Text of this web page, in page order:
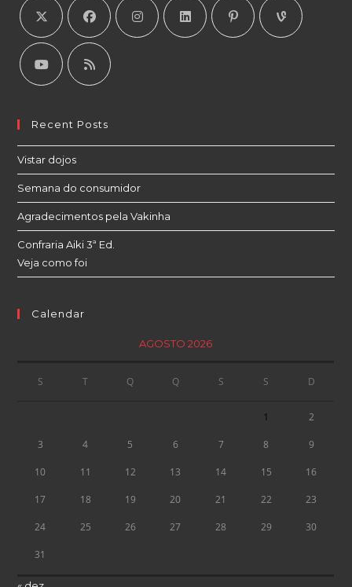
Recent Posts
Vistar dojos
Semana do consumidor
Agradecimentos pela Vakinha
Confraria Aiki 3ª Ed.
Veja como foi
Calendar
AGOSTO 2026
S T Q Q S S D
1 2
3 4 5 6 7 8 9
10 11 12 13 14 15 16
17 18 19 20 21 22 23
24 25 26 27 28 29 30
31